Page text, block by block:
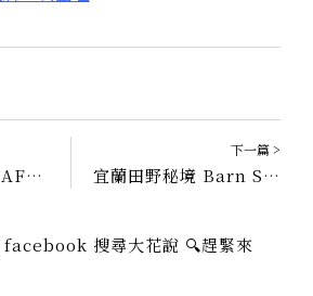
酷狗咖啡KUGO CAFÉ｜宜蘭五結咖啡廳，超酷的！
下一篇 >
宜蘭田野秘境 Barn Stay｜接近濟州島的地方，Barn stay菜單與營業時間
facebook 搜尋大花說 🔍趕緊來